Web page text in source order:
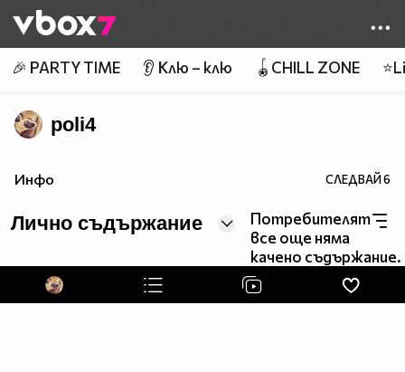
👾
🎉 PARTY TIME 👂 Клю – клю 🪀CHILL ZONE
poli4
Инфо СЛЕДВАЙ6
Лично съдържание
Потребителят
все още няма
качено съдържание.